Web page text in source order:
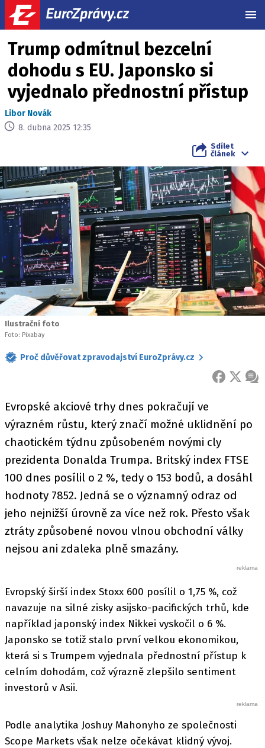
Trump odmítnul bezcelní
dohodu s EU. Japonsko si
vyjednalo přednostní přístup
Libor Novák
8. dubna 2025 12:35
Sdílet
článek
Ilustrační foto
Foto: Pixabay
Proč důvěřovat zpravodajství EuroZprávy.cz
FACEBOOK
X
Evropské akciové trhy dnes pokračují ve
výrazném růstu, který značí možné uklidnění po
chaotickém týdnu způsobeném novými cly
prezidenta Donalda Trumpa. Britský index FTSE
100 dnes posílil o 2 %, tedy o 153 bodů, a dosáhl
hodnoty 7852. Jedná se o významný odraz od
jeho nejnižší úrovně za více než rok. Přesto však
ztráty způsobené novou vlnou obchodní války
nejsou ani zdaleka plně smazány.
Evropský širší index Stoxx 600 posílil o 1,75 %, což
navazuje na silné zisky asijsko-pacifických trhů, kde
například japonský index Nikkei vyskočil o 6 %.
Japonsko se totiž stalo první velkou ekonomikou,
která si s Trumpem vyjednala přednostní přístup k
celním dohodám, což výrazně zlepšilo sentiment
investorů v Asii.
Podle analytika Joshuy Mahonyho ze společnosti
Scope Markets však nelze očekávat klidný vývoj.